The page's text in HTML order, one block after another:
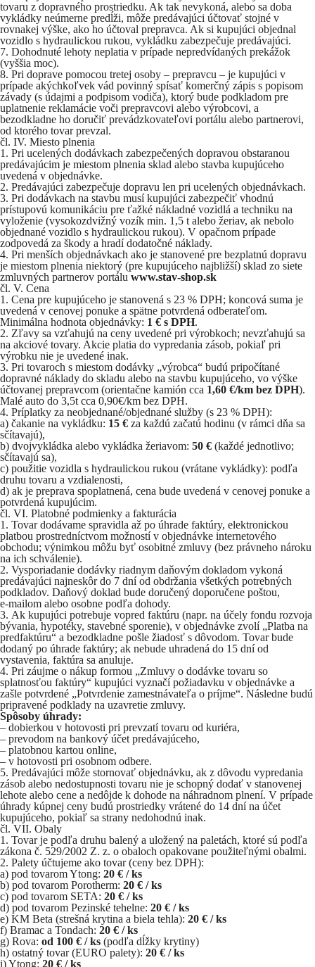
tovaru z dopravného prostriedku. Ak tak nevykoná, alebo sa doba
vykládky neúmerne predĺži, môže predávajúci účtovať stojné v
rovnakej výške, ako ho účtoval prepravca. Ak si kupujúci objednal
vozidlo s hydraulickou rukou, vykládku zabezpečuje predávajúci.
Dohodnuté lehoty neplatia v prípade nepredvídaných prekážok
(vyššia moc).
Pri doprave pomocou tretej osoby – prepravcu – je kupujúci v
prípade akýchkoľvek vád povinný spísať komerčný zápis s popisom
závady (s údajmi a podpisom vodiča), ktorý bude podkladom pre
uplatnenie reklamácie voči prepravcovi alebo výrobcovi, a
bezodkladne ho doručiť prevádzkovateľovi portálu alebo partnerovi,
od ktorého tovar prevzal.
čl. IV. Miesto plnenia
Pri ucelených dodávkach zabezpečených dopravou obstaranou
predávajúcim je miestom plnenia sklad alebo stavba kupujúceho
uvedená v objednávke.
Predávajúci zabezpečuje dopravu len pri ucelených objednávkach.
Pri dodávkach na stavbu musí kupujúci zabezpečiť vhodnú
prístupovú komunikáciu pre ťažké nákladné vozidlá a techniku na
vyloženie (vysokozdvižný vozík min. 1,5 t alebo žeriav, ak nebolo
objednané vozidlo s hydraulickou rukou). V opačnom prípade
zodpovedá za škody a hradí dodatočné náklady.
Pri menších objednávkach ako je stanovené pre bezplatnú dopravu
je miestom plnenia niektorý (pre kupujúceho najbližší) sklad zo siete
zmluvných partnerov portálu www.stav-shop.sk
čl. V. Cena
Cena pre kupujúceho je stanovená s 23 % DPH; koncová suma je
uvedená v cenovej ponuke a spätne potvrdená odberateľom.
Minimálna hodnota objednávky: 1 € s DPH.
Zľavy sa vzťahujú na ceny uvedené pri výrobkoch; nevzťahujú sa
na akciové tovary. Akcie platia do vypredania zásob, pokiaľ pri
výrobku nie je uvedené inak.
Pri tovaroch s miestom dodávky „výrobca“ budú pripočítané
dopravné náklady do skladu alebo na stavbu kupujúceho, vo výške
účtovanej prepravcom (orientačne kamión cca 1,60 €/km bez DPH).
Malé auto do 3,5t cca 0,90€/km bez DPH.
Príplatky za neobjednané/objednané služby (s 23 % DPH):
a) čakanie na vykládku: 15 € za každú začatú hodinu (v rámci dňa sa
sčítavajú),
b) dvojvykládka alebo vykládka žeriavom: 50 € (každé jednotlivo;
sčítavajú sa),
c) použitie vozidla s hydraulickou rukou (vrátane vykládky): podľa
druhu tovaru a vzdialenosti,
d) ak je preprava spoplatnená, cena bude uvedená v cenovej ponuke a
potvrdená kupujúcim.
čl. VI. Platobné podmienky a fakturácia
Tovar dodávame spravidla až po úhrade faktúry, elektronickou
platbou prostredníctvom možností v objednávke internetového
obchodu; výnimkou môžu byť osobitné zmluvy (bez právneho nároku
na ich schválenie).
Vysporiadanie dodávky riadnym daňovým dokladom vykoná
predávajúci najneskôr do 7 dní od obdržania všetkých potrebných
podkladov. Daňový doklad bude doručený doporučene poštou,
e‑mailom alebo osobne podľa dohody.
Ak kupujúci potrebuje vopred faktúru (napr. na účely fondu rozvoja
bývania, hypotéky, stavebné sporenie), v objednávke zvolí „Platba na
predfaktúru“ a bezodkladne pošle žiadosť s dôvodom. Tovar bude
dodaný po úhrade faktúry; ak nebude uhradená do 15 dní od
vystavenia, faktúra sa anuluje.
Pri záujme o nákup formou „Zmluvy o dodávke tovaru so
splatnosťou faktúry“ kupujúci vyznačí požiadavku v objednávke a
zašle potvrdené „Potvrdenie zamestnávateľa o príjme“. Následne budú
pripravené podklady na uzavretie zmluvy.
Spôsoby úhrady:
– dobierkou v hotovosti pri prevzatí tovaru od kuriéra,
– prevodom na bankový účet predávajúceho,
– platobnou kartou online,
– v hotovosti pri osobnom odbere.
Predávajúci môže stornovať objednávku, ak z dôvodu vypredania
zásob alebo nedostupnosti tovaru nie je schopný dodať v stanovenej
lehote alebo cene a nedôjde k dohode na náhradnom plnení. V prípade
úhrady kúpnej ceny budú prostriedky vrátené do 14 dní na účet
kupujúceho, pokiaľ sa strany nedohodnú inak.
čl. VII. Obaly
Tovar je podľa druhu balený a uložený na paletách, ktoré sú podľa
zákona č. 529/2002 Z. z. o obaloch opakovane použiteľnými obalmi.
Palety účtujeme ako tovar (ceny bez DPH):
a) pod tovarom Ytong: 20 € / ks
b) pod tovarom Porotherm: 20 € / ks
c) pod tovarom SETA: 20 € / ks
d) pod tovarom Pezinské tehelne: 20 € / ks
e) KM Beta (strešná krytina a biela tehla): 20 € / ks
f) Bramac a Tondach: 20 € / ks
g) Rova: od 100 € / ks (podľa dĺžky krytiny)
h) ostatný tovar (EURO palety): 20 € / ks
i) Ytong: 20 € / ks